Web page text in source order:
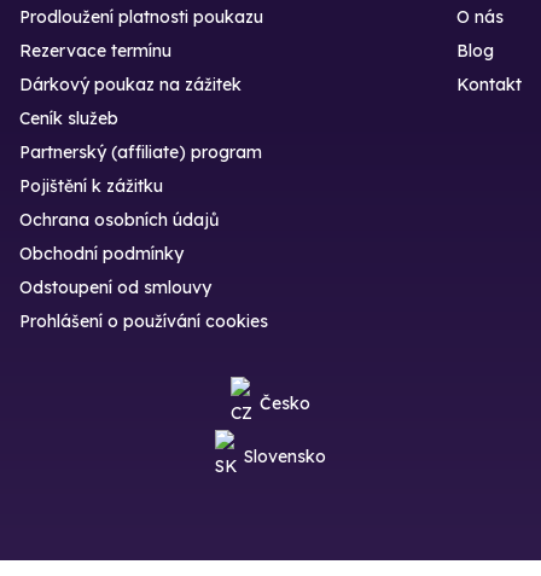
Prodloužení platnosti poukazu
Rezervace termínu
Dárkový poukaz na zážitek
O nás
Blog
Kontakt
Ceník služeb
Partnerský (affiliate) program
Pojištění k zážitku
Ochrana osobních údajů
Obchodní podmínky
Odstoupení od smlouvy
Prohlášení o používání cookies
Česko
Slovensko